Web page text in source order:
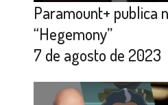
Paramount+ publica
“Hegemony”
7 de agosto de 2023